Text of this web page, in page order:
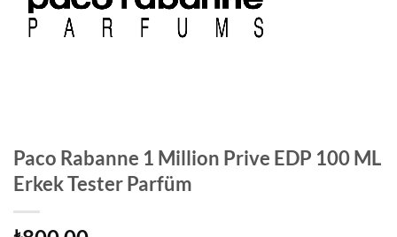
Paco Rabanne 1 Million Prive EDP 100 ML
Erkek Tester Parfüm